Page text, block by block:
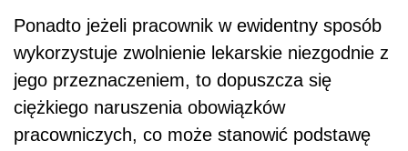
Ponadto jeżeli pracownik w ewidentny sposób
wykorzystuje zwolnienie lekarskie niezgodnie z
jego przeznaczeniem, to dopuszcza się
ciężkiego naruszenia obowiązków
pracowniczych, co może stanowić podstawę